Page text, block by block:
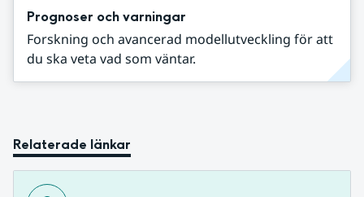
Prognoser och varningar
Forskning och avancerad modellutveckling för att
du ska veta vad som väntar.
Relaterade länkar